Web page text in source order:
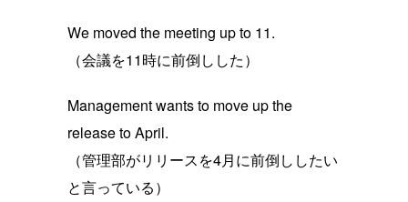
We moved the meeting up to 11.
（会議を11時に前倒しした）
Management wants to move up the
release to April.
（管理部がリリースを4月に前倒ししたい
と言っている）